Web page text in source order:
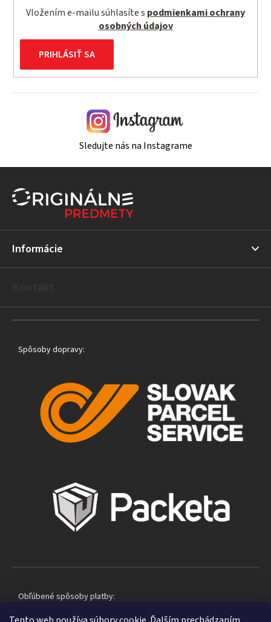
Vložením e-mailu súhlasíte s podmienkami ochrany
osobných údajov
PRIHLÁSIŤ SA
Sledujte nás na Instagrame
ä
i
Informácie
Spôsoby dopravy:
Obľúbené spôsoby platby: